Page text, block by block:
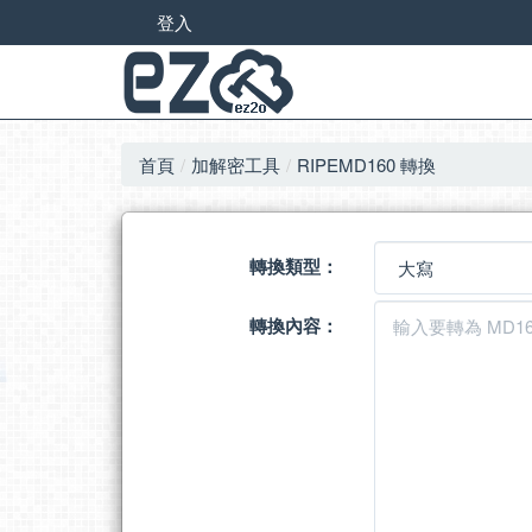
登入
首頁 加解密工具 RIPEMD160 轉換
轉換類型：
轉換內容：